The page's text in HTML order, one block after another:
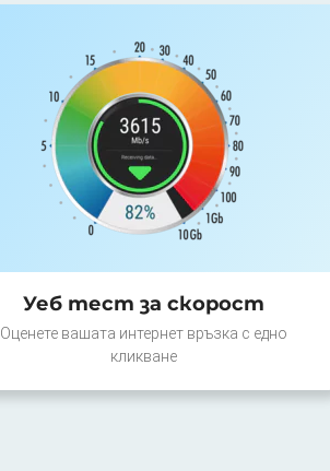
Уеб тест за скорост
Оценете вашата интернет връзка с едно
кликване